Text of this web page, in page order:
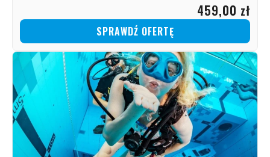
459,00 zł
SPRAWDŹ OFERTĘ